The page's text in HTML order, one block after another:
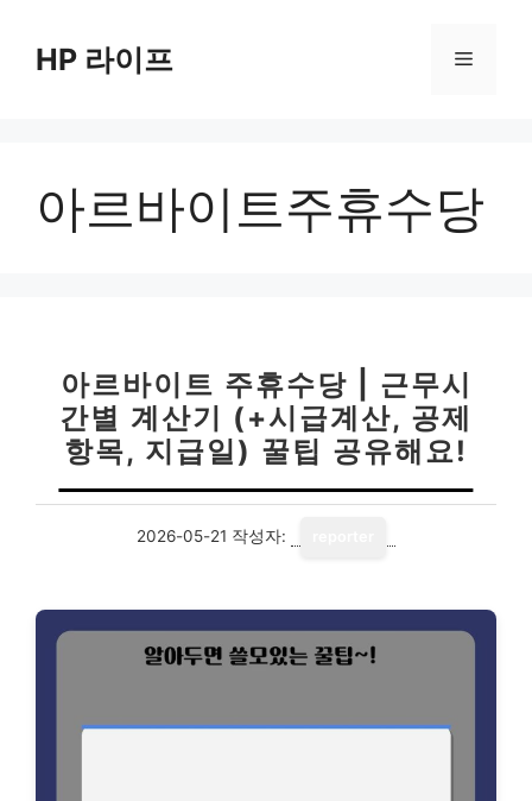
HP 라이프 메
아르바이트주휴수당
아르바이트 주휴수당 | 근무시
간별 계산기 (+시급계산, 공제
항목, 지급일) 꿀팁 공유해요!
2026-05-21 작성자: